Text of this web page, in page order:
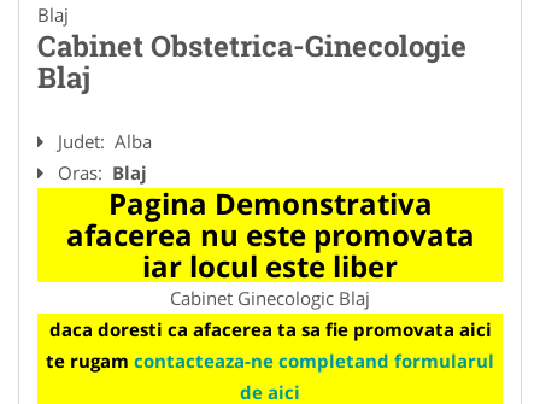
Blaj
Cabinet Obstetrica-Ginecologie
Blaj
Judet: Alba
Oras: Blaj
Pagina Demonstrativa
afacerea nu este promovata
iar locul este liber
Cabinet Ginecologic Blaj
daca doresti ca afacerea ta sa fie promovata aici
te rugam contacteaza-ne completand formularul
de aici